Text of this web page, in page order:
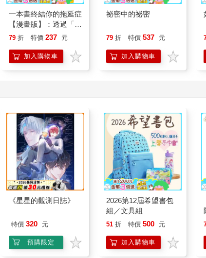
一本書終結你的拖延症
【漫畫版】：透過「小
行動」打開大腦的行動
「行動派」的37個科
學方法
79 折 特價 237 元
加入購物車
祕密中的祕密
79 折 特價 537 元
加入購物車
《星星的觀測日誌》
特價 320 元
預購限定
2026第12屆希望書包
組／文具組
51 折 特價 500 元
加入購物車